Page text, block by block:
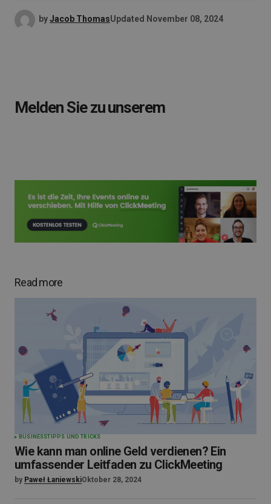
byJacob ThomasUpdated November 08, 2024
Melden Sie zu unserem
Read more
BUSINESSTIPPS UND TRICKS
Wie kann man online Geld verdienen? Ein
umfassender Leitfaden zu ClickMeeting
by Paweł ŁaniewskiOktober 28, 2024